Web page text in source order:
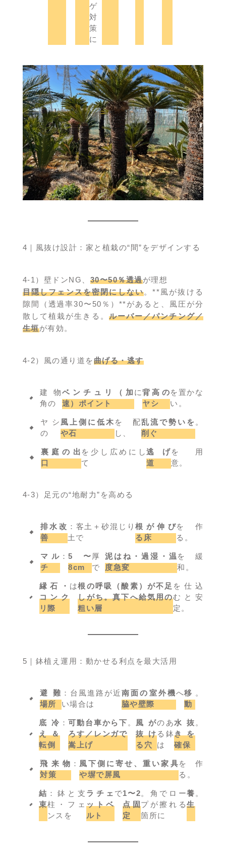
ゲ
対
策
に
4｜風抜け設計：家と植栽の“間”をデザインする
4-1）壁ドンNG、 30〜50％透過が理想
目隠しフェンスを密閉にしない。**風が抜ける
隙間（透過率30〜50％）**があると、風圧が分
散して植栽が生きる。 ルーバー／パンチング／
生垣が有効。
4-2）風の通り道を曲げる・逃す
建物
角の
ベンチュリ（加
速）ポイント
に背高の
ヤシ
を置かな
い。
ヤシ
の
風上側に低木
や石
を配
し、
乱流で勢いを
削ぐ
。
裏庭の出
口
を少し広めにし
て
逃げ
道
を用
意。
4-3）足元の“地耐力”を高める
排水改
善
：客土＋砂混じり
土で
根が伸び
る床
を作
る。
マル
チ
：5〜
8cm
厚
で
泥はね・過湿・温
度急変
を緩
和。
縁石・
コンク
リ際
は根の呼吸（酸素）が不足
しがち。真下へ給気用の
粗い層
を仕込
むと安
定。
5｜鉢植え運用：動かせる利点を最大活用
避難
場所
：台風進路が近
い場合は
南面の室外機
脇や壁際
へ移
動
。
底冷
え＆
転倒
：可動台車から下
ろす／レンガで
嵩上げ
。 風が
抜け
る穴
のあ
る鉢
は
水抜
きを
確保
。
飛来物
対策
： 風下側に寄せ、重い家具
や塀で屏風
を作
る。
結
束
：鉢と支
柱・フェ
ンスを
ラチェ
ットベ
ルト
で1〜2
点固
定
。角でロー
プが擦れる
箇所に
養
生
。